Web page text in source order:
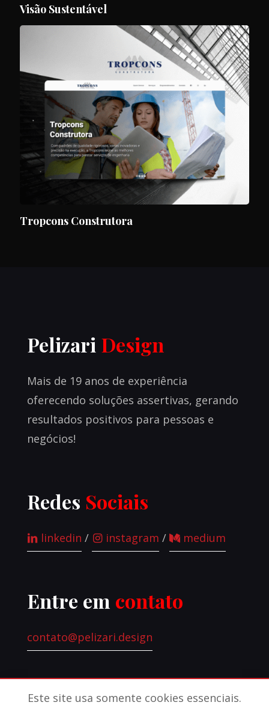
Visão Sustentável
Tropcons Construtora
Pelizari Design
Mais de 19 anos de experiência
oferecendo soluções assertivas, gerando
resultados positivos para pessoas e
negócios!
Redes Sociais
linkedin / instagram / medium
Entre em contato
contato@pelizari.design
Este site usa somente cookies essenciais.